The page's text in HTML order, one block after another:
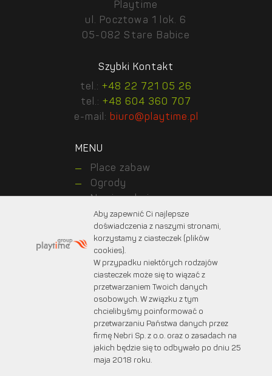
Playtime
ul. Pocztowa 1 lok. 6
05-082 Stare Babice
Szybki Kontakt
tel.: +48 22 721 05 26
tel.: +48 604 360 707
e-mail: biuro@playtime.pl
MENU
Place zabaw
Ogrody
Nawierzchnie
Realizations
Kontakt z nami
About us
For customers
For designers
© 2025 PLAYTIME. Wszystkie prawa zastrzeżone.
Projekt graficzny:
marcinprojekt.com
Created by:
Fabryka w chmurach
Aby zapewnić Ci najlepsze
doświadczenia z naszymi stronami,
korzystamy z ciasteczek (plików
cookies).
W przypadku niektórych rodzajów
ciasteczek może się to wiązać z
przetwarzaniem Twoich danych
osobowych. W związku z tym
chcielibyśmy poinformować o
przetwarzaniu Państwa danych przez
firmę Nebri Sp. z o.o. oraz o zasadach na
jakich będzie się to odbywało po dniu 25
maja 2018 roku.